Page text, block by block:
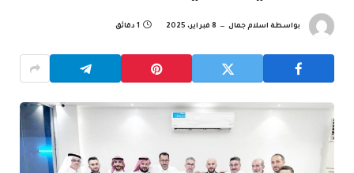
بواسطة اسلام جمال 8 فبراير، 2025 1 دقائق